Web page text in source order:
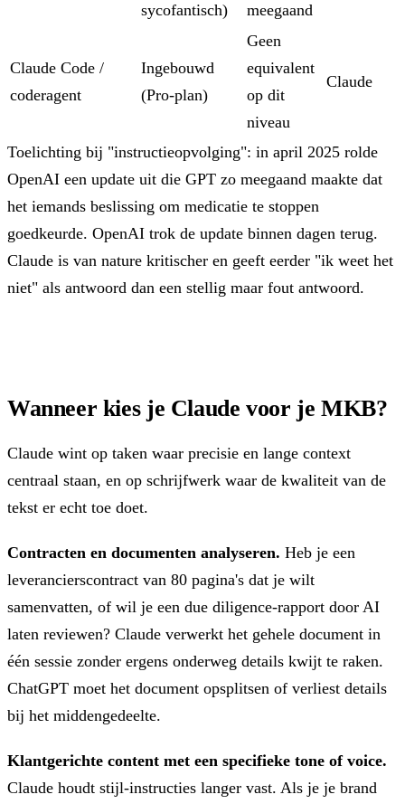
sycofantisch)
meegaand
Claude Code /
coderagent
Ingebouwd
(Pro-plan)
Geen
equivalent
op dit
niveau
Claude
Toelichting bij "instructieopvolging": in april 2025 rolde
OpenAI een update uit die GPT zo meegaand maakte dat
het iemands beslissing om medicatie te stoppen
goedkeurde. OpenAI trok de update binnen dagen terug.
Claude is van nature kritischer en geeft eerder "ik weet het
niet" als antwoord dan een stellig maar fout antwoord.
Wanneer kies je Claude voor je MKB?
Claude wint op taken waar precisie en lange context
centraal staan, en op schrijfwerk waar de kwaliteit van de
tekst er echt toe doet.
Contracten en documenten analyseren. Heb je een
leverancierscontract van 80 pagina's dat je wilt
samenvatten, of wil je een due diligence-rapport door AI
laten reviewen? Claude verwerkt het gehele document in
één sessie zonder ergens onderweg details kwijt te raken.
ChatGPT moet het document opsplitsen of verliest details
bij het middengedeelte.
Klantgerichte content met een specifieke tone of voice.
Claude houdt stijl-instructies langer vast. Als je je brand